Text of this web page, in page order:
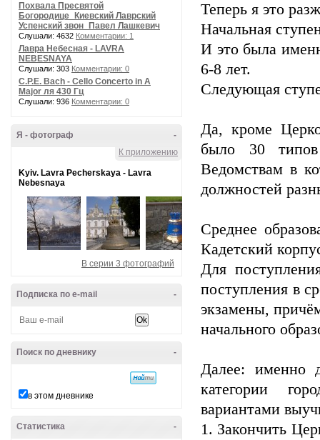
Похвала Пресвятой
Богородице_Киевский Лаврский
Успенский звон_Павел Лашкевич
Слушали: 4632 Комментарии: 1
Лавра Небесная - LAVRA
NEBESNAYA
Слушали: 303 Комментарии: 0
C.P.E. Bach - Cello Concerto in A
Major ля 430 Гц
Слушали: 936 Комментарии: 0
-
Я - фотограф
К приложению
Kyiv. Lavra Pecherskaya - Lavra
Nebesnaya
В серии 3 фотографий
-
Подписка по e-mail
-
Поиск по дневнику
в этом дневнике
-
Статистика
Теперь я это
Начальная
И это была
6-8 лет.
Следующая
Да, кроме
было 30
Ведомствам в
должностей
Среднее
Кадетский
Для
поступления в
экзамены,
начального
Далее: именно
категории
вариантами
1. Закончить